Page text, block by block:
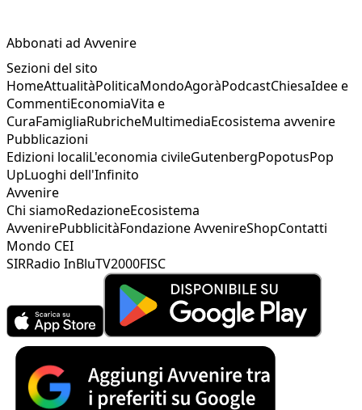
Abbonati ad Avvenire
Sezioni del sito
HomeAttualitàPoliticaMondoAgoràPodcastChiesaIdee e
CommentiEconomiaVita e
CuraFamigliaRubricheMultimediaEcosistema avvenire
Pubblicazioni
Edizioni localiL'economia civileGutenbergPopotusPop
UpLuoghi dell'Infinito
Avvenire
Chi siamoRedazioneEcosistema
AvvenirePubblicitàFondazione AvvenireShopContatti
Mondo CEI
SIRRadio InBluTV2000FISC